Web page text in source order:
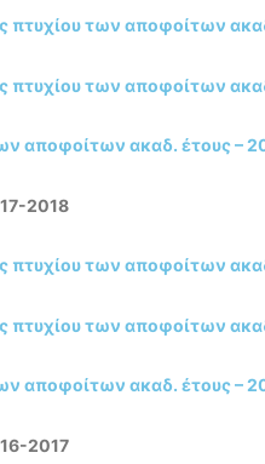
πτυχίου των αποφοίτων
πτυχίου των αποφοίτων
αποφοίτων ακαδ. έτους –
2018
πτυχίου των αποφοίτων
πτυχίου των αποφοίτων
αποφοίτων ακαδ. έτους –
2017